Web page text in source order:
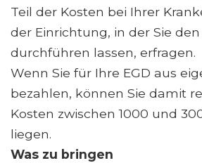
Teil der Kosten bei Ihrer
der Einrichtung, in der Sie
durchführen lassen, erfragen.
Wenn Sie für Ihre EGD aus
bezahlen, können Sie damit
Kosten zwischen 1000 und
liegen.
Was zu bringen